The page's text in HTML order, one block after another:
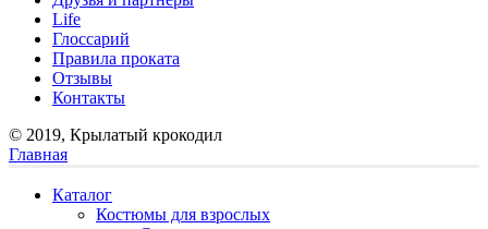
Life
Глоссарий
Правила проката
Отзывы
Контакты
© 2019, Крылатый крокодил
Главная
Каталог
Костюмы для взрослых